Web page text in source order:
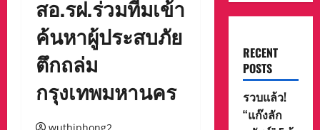
สอ.รฝ.ร่วมทีมเข้า
ค้นหาผู้ประสบภัย
ตึกถล่ม
กรุงเทพมหานคร
RECENT
POSTS
รวบแล้ว!
“แก๊งลัก